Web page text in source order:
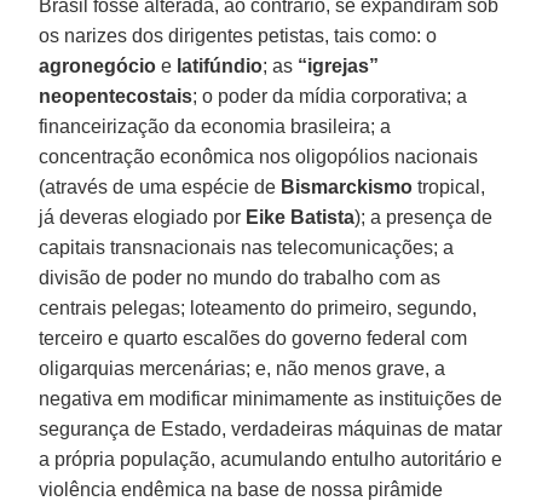
Brasil fosse alterada, ao contrário, se expandiram sob
os narizes dos dirigentes petistas, tais como: o
agronegócio e latifúndio; as “igrejas”
neopentecostais; o poder da mídia corporativa; a
financeirização da economia brasileira; a
concentração econômica nos oligopólios nacionais
(através de uma espécie de Bismarckismo tropical,
já deveras elogiado por Eike Batista); a presença de
capitais transnacionais nas telecomunicações; a
divisão de poder no mundo do trabalho com as
centrais pelegas; loteamento do primeiro, segundo,
terceiro e quarto escalões do governo federal com
oligarquias mercenárias; e, não menos grave, a
negativa em modificar minimamente as instituições de
segurança de Estado, verdadeiras máquinas de matar
a própria população, acumulando entulho autoritário e
violência endêmica na base de nossa pirâmide